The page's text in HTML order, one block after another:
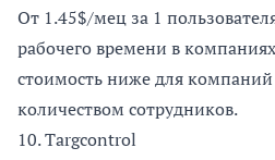
От 1.45$/мец за 1
рабочего времени в
стоимость ниже для
количеством сотрудников.
10.Targcontrol